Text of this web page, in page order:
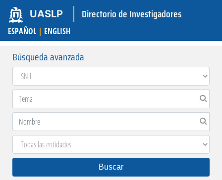
UASLP Directorio de Investigadores
ESPAÑOL | ENGLISH
Búsqueda avanzada
Buscar